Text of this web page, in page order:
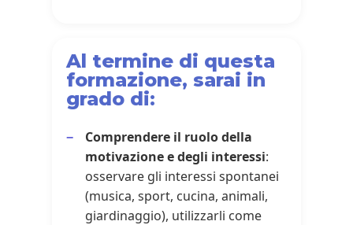
Al termine di questa
formazione, sarai in
grado di:
Comprendere il ruolo della
motivazione e degli interessi:
osservare gli interessi spontanei
(musica, sport, cucina, animali,
giardinaggio), utilizzarli come